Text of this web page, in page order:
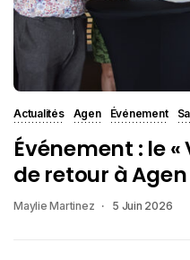
Actualités Agen Événement
Événement : le «
de retour à Agen
Maylie Martinez 5 Juin 2026